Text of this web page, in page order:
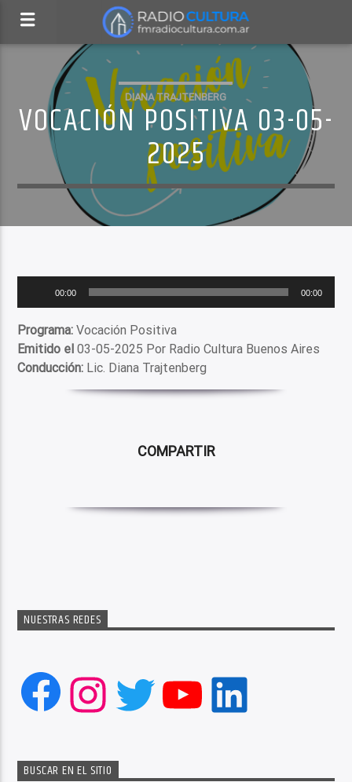
DIANA TRAJTENBERG
VOCACIÓN POSITIVA 03-05-
2025
audio
00:00 00:00
Programa: Vocación Positiva
Emitido el03-05-2025 Por Radio Cultura Buenos Aires
Conducción: Lic. Diana Trajtenberg
COMPARTIR
NUESTRAS REDES
Facebook
Instagram
Twitter
YouTube
LinkedIn
BUSCAR EN EL SITIO